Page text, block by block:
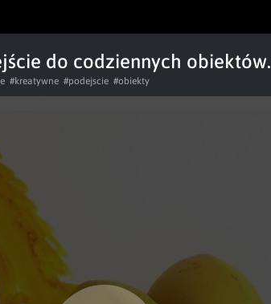
do codziennych obiektów.
#kreatywne #podejscie #obiekty